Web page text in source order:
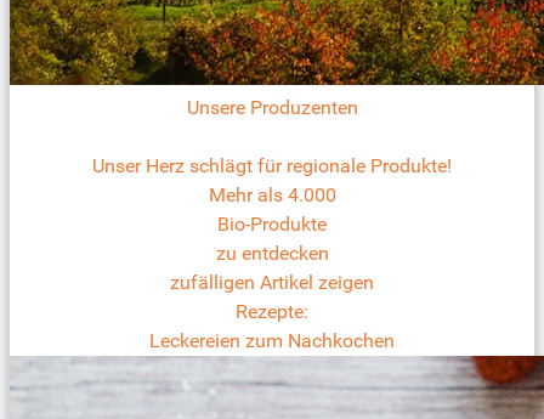
Unsere Produzenten
Unser Herz schlägt für regionale Produkte!
Mehr als 4.000
Bio-Produkte
zu entdecken
zufälligen Artikel zeigen
Rezepte:
Leckereien zum Nachkochen